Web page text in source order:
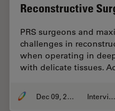
Reconstructive
PRS surgeons and
challenges in
when operating in
with delicate tissues.
Dec 09, 2025 Intervista